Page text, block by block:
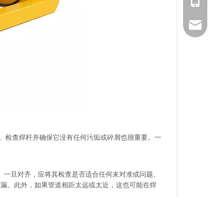
检查焊杆并确保它没有任何污垢或碎屑也很重要。一
旦对齐，应将其检查是否适合任何未对准或问题。
。此外，如果管道相距太远或太近，这也可能在焊